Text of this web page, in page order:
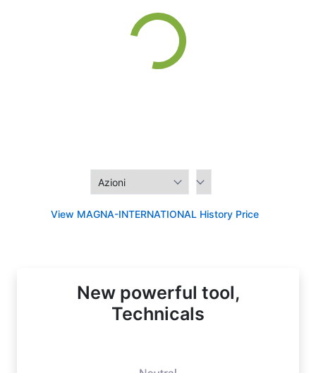
View MAGNA-INTERNATIONAL History Price
New powerful tool,
Technicals